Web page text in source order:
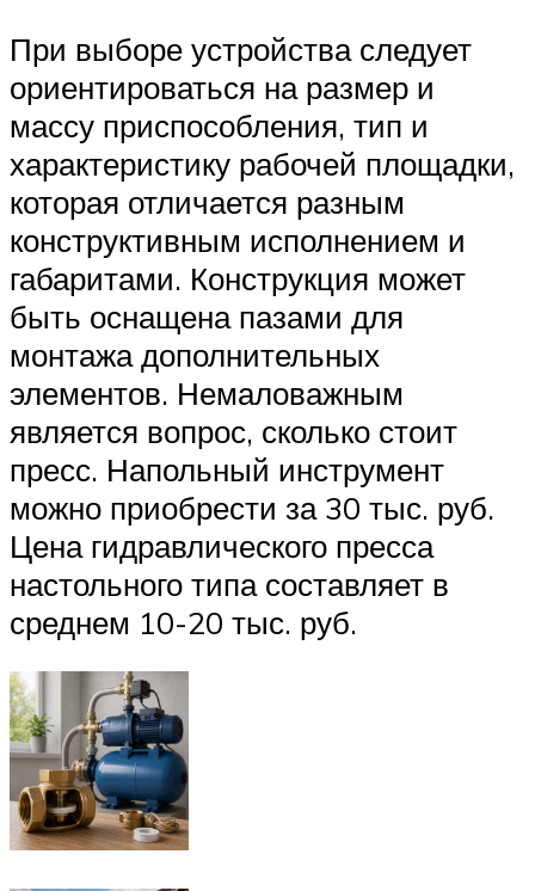
При выборе устройства следует
ориентироваться на размер и
массу приспособления, тип и
характеристику рабочей площадки,
которая отличается разным
конструктивным исполнением и
габаритами. Конструкция может
быть оснащена пазами для
монтажа дополнительных
элементов. Немаловажным
является вопрос, сколько стоит
пресс. Напольный инструмент
можно приобрести за 30 тыс. руб.
Цена гидравлического пресса
настольного типа составляет в
среднем 10-20 тыс. руб.